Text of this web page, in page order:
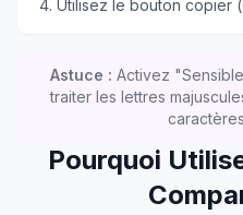
Utilisez le bouton copier
Astuce : Activez
traiter les lettres
Pourquoi